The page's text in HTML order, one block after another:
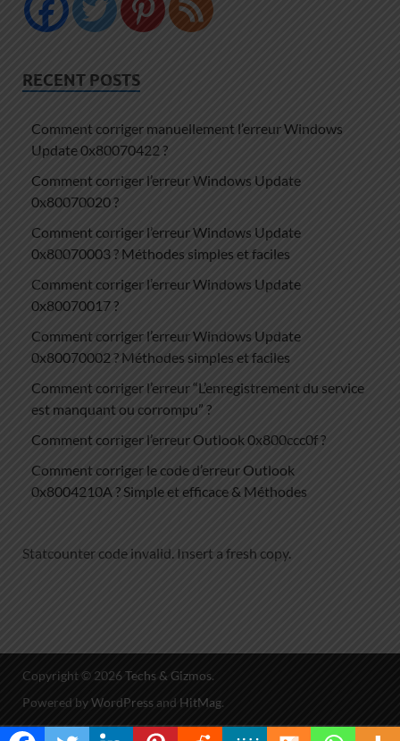
RECENT POSTS
Comment corriger manuellement l’erreur Windows
Update 0x80070422 ?
Comment corriger l’erreur Windows Update
0x80070020 ?
Comment corriger l’erreur Windows Update
0x80070003 ? Méthodes simples et faciles
Comment corriger l’erreur Windows Update
0x80070017 ?
Comment corriger l’erreur Windows Update
0x80070002 ? Méthodes simples et faciles
Comment corriger l’erreur “L’enregistrement du service
est manquant ou corrompu” ?
Comment corriger l’erreur Outlook 0x800ccc0f ?
Comment corriger le code d’erreur Outlook
0x8004210A ? Simple et efficace & Méthodes
Statcounter code invalid. Insert a fresh copy.
Copyright © 2026Techs & Gizmos.
Powered byWordPress and HitMag.